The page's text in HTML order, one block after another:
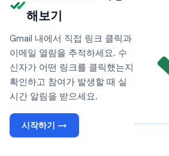
해보기
Gmail 내에서 직접 링크 클릭과
이메일 열람을 추적하세요. 수
신자가 어떤 링크를 클릭했는지
확인하고 참여가 발생할 때 실
시간 알림을 받으세요.
시작하기 →